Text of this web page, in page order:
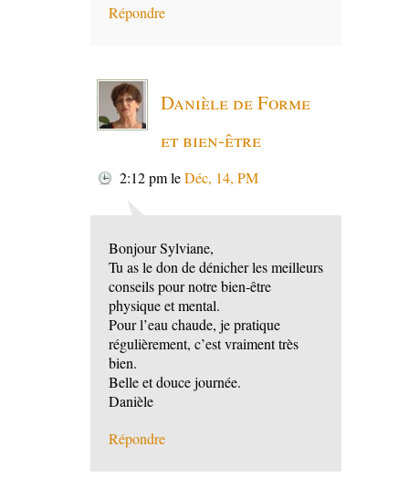
Répondre
Danièle de Forme
et bien-être
2:12 pmleDéc, 14, PM
Bonjour Sylviane,
Tu as le don de dénicher les meilleurs
conseils pour notre bien-être
physique et mental.
Pour l’eau chaude, je pratique
régulièrement, c’est vraiment très
bien.
Belle et douce journée.
Danièle
Répondre